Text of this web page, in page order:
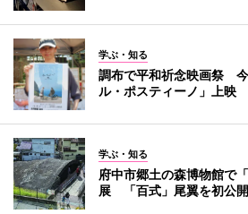
学ぶ・知る
調布で平和祈念映画祭
ル・ポスティーノ」上映
学ぶ・知る
府中市郷土の森博物館で
展 「百式」尾翼を初公開